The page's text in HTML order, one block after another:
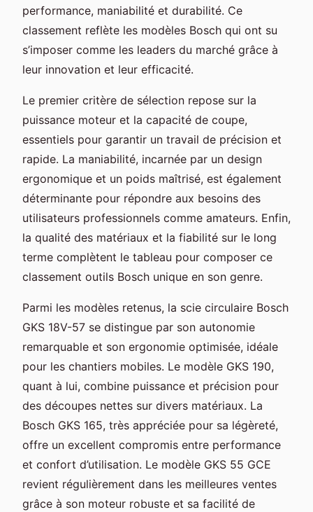
performance, maniabilité et durabilité. Ce
classement reflète les modèles Bosch qui ont su
s’imposer comme les leaders du marché grâce à
leur innovation et leur efficacité.
Le premier critère de sélection repose sur la
puissance moteur et la capacité de coupe,
essentiels pour garantir un travail de précision et
rapide. La maniabilité, incarnée par un design
ergonomique et un poids maîtrisé, est également
déterminante pour répondre aux besoins des
utilisateurs professionnels comme amateurs. Enfin,
la qualité des matériaux et la fiabilité sur le long
terme complètent le tableau pour composer ce
classement outils Bosch unique en son genre.
Parmi les modèles retenus, la scie circulaire Bosch
GKS 18V-57 se distingue par son autonomie
remarquable et son ergonomie optimisée, idéale
pour les chantiers mobiles. Le modèle GKS 190,
quant à lui, combine puissance et précision pour
des découpes nettes sur divers matériaux. La
Bosch GKS 165, très appréciée pour sa légèreté,
offre un excellent compromis entre performance
et confort d’utilisation. Le modèle GKS 55 GCE
revient régulièrement dans les meilleures ventes
grâce à son moteur robuste et sa facilité de